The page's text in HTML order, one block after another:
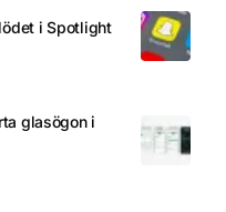
i Spotlight
glasögon i